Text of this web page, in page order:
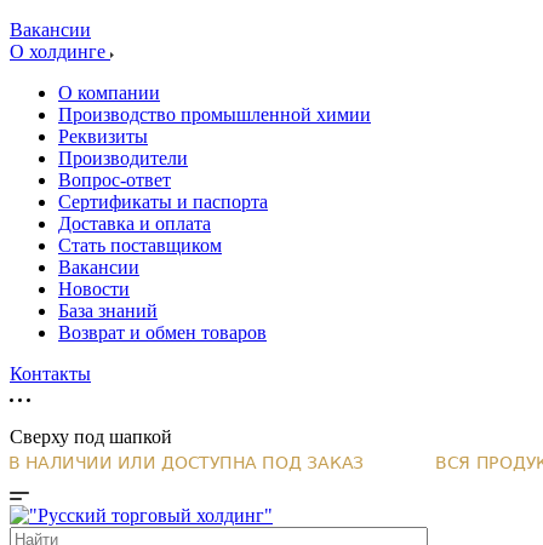
Вакансии
О холдинге
О компании
Производство промышленной химии
Реквизиты
Производители
Вопрос-ответ
Сертификаты и паспорта
Доставка и оплата
Стать поставщиком
Вакансии
Новости
База знаний
Возврат и обмен товаров
Контакты
Сверху под шапкой